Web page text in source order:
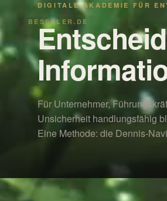
BESSELER.DE
DIGITALE AKADEMIE FÜR
Für Unternehmer,
Unsicherheit handlungsfähig
Eine Methode: die Dennis-